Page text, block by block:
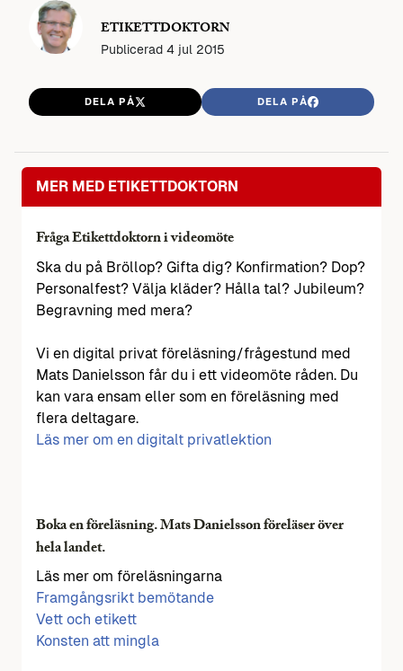
ETIKETTDOKTORN
Publicerad 4 jul 2015
DELA PÅ DELA PÅ
MER MED ETIKETTDOKTORN
Fråga Etikettdoktorn i videomöte
Ska du på Bröllop? Gifta dig? Konfirmation? Dop?
Personalfest? Välja kläder? Hålla tal? Jubileum?
Begravning med mera?
Vi en digital privat föreläsning/frågestund med
Mats Danielsson får du i ett videomöte råden. Du
kan vara ensam eller som en föreläsning med
flera deltagare.
Läs mer om en digitalt privatlektion
Boka en föreläsning. Mats Danielsson föreläser över
hela landet.
Läs mer om föreläsningarna
Framgångsrikt bemötande
Vett och etikett
Konsten att mingla